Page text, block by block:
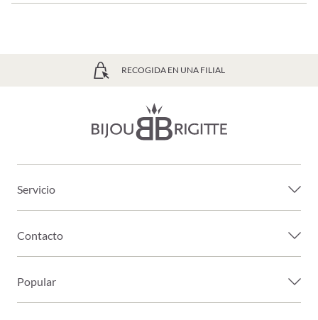
ENVÍO GRATIS PARTIR DE 39€
Servicio
Contacto
Popular